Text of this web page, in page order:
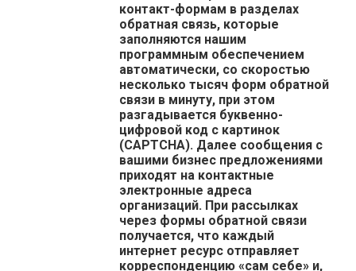
контакт-формам в разделах
обратная связь, которые
заполняются нашим
программным обеспечением
автоматически, со скоростью
несколько тысяч форм обратной
связи в минуту, при этом
разгадывается буквенно-
цифровой код с картинок
(CAPTCHA). Далее сообщения с
вашими бизнес предложениями
приходят на контактные
электронные адреса
организаций. При рассылках
через формы обратной связи
получается, что каждый
интернет ресурс отправляет
корреспонденцию «сам себе» и,